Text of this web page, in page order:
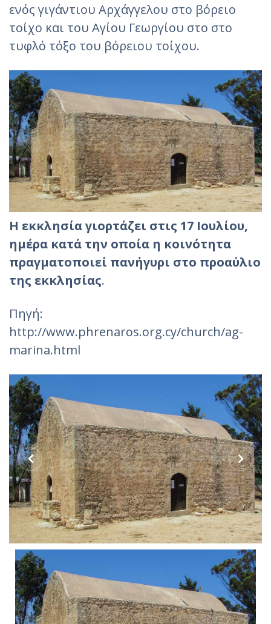
ενός γιγάντιου Αρχάγγελου στο βόρειο
τοίχο και του Αγίου Γεωργίου στο στο
τυφλό τόξο του βόρειου τοίχου.
Η εκκλησία γιορτάζει στις 17 Ιουλίου,
ημέρα κατά την οποία η κοινότητα
πραγματοποιεί πανήγυρι στο προαύλιο
της εκκλησίας.
Πηγή:
http://www.phrenaros.org.cy/church/ag-
marina.html